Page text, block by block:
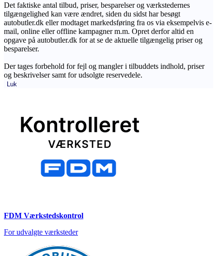
Det faktiske antal tilbud, priser, besparelser og værkstedernes
tilgængelighed kan være ændret, siden du sidst har besøgt
autobutler.dk eller modtaget markedsføring fra os via eksempelvis e-
mail, online eller offline kampagner m.m. Opret derfor altid en
opgave på autobutler.dk for at se de aktuelle tilgængelig priser og
besparelser.
Der tages forbehold for fejl og mangler i tilbuddets indhold, priser
og beskrivelser samt for udsolgte reservedele.
Luk
FDM Værkstedskontrol
For udvalgte værksteder